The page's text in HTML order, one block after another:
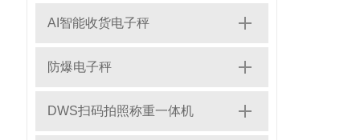
AI智能收货电子秤
防爆电子秤
DWS扫码拍照称重一体机